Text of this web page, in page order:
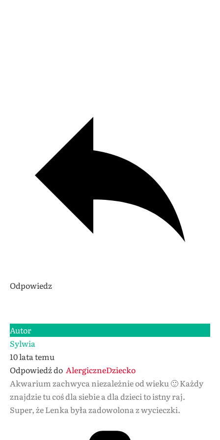
Odpowiedz
Autor
Sylwia
10 lata temu
Odpowiedź do AlergiczneDziecko
Akwarium zachwyca niezależnie od wieku 🙂 Każdy
znajdzie tu coś dla siebie a dla dzieci to istny raj.
Super, że Lenka była zadowolona z wycieczki.